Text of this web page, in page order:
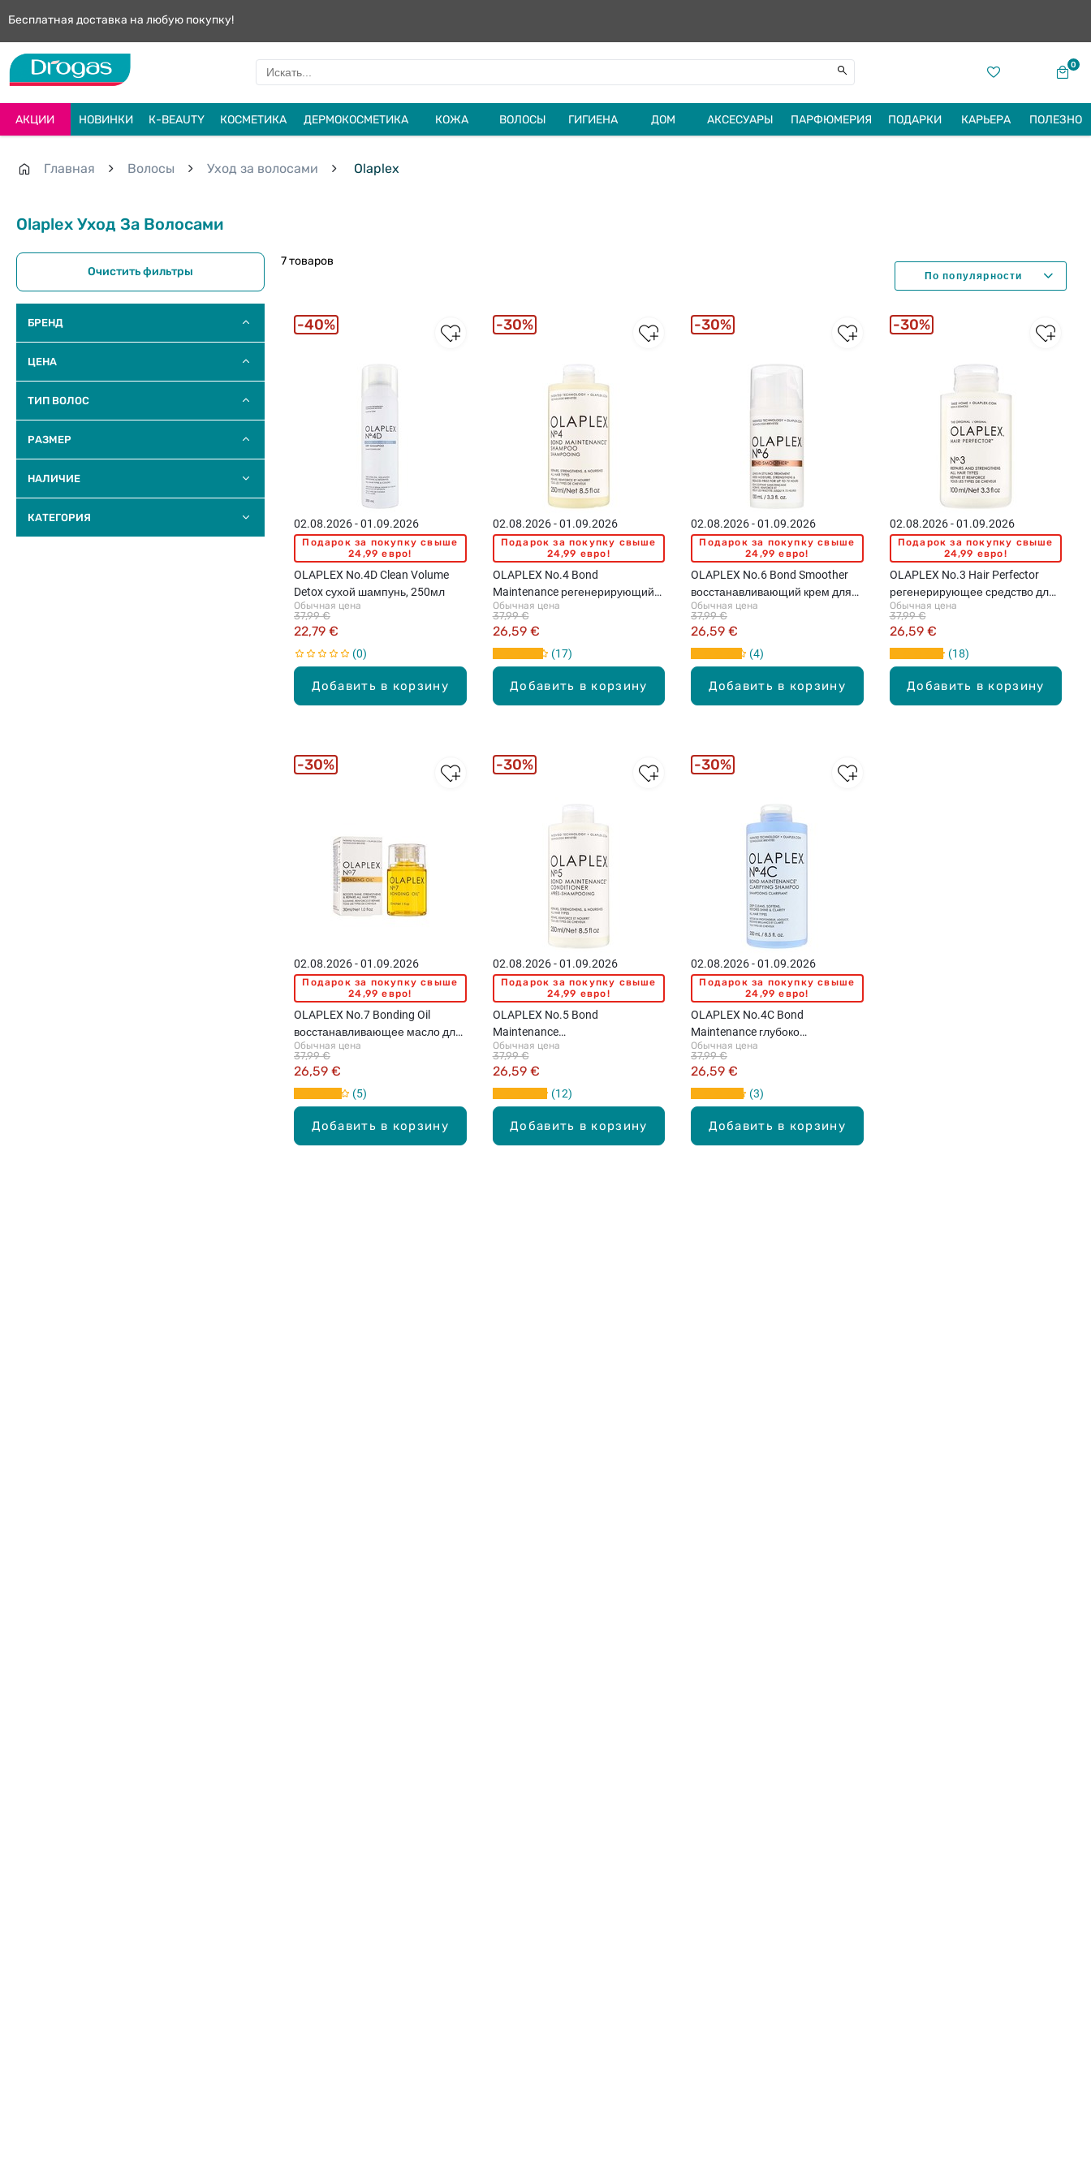
Бесплатная доставка на любую покупку!
0
АКЦИИ НОВИНКИ К-BEAUTY КОСМЕТИКА ДЕРМОКОСМЕТИКА КОЖА ВОЛОСЫ ГИГИЕНА ДОМ АКСЕСУАРЫ ПАРФЮМЕРИЯ ПОДАРКИ КАРЬЕРА ПОЛЕЗНО
Главная Волосы Уход за волосами Olaplex
Olaplex Уход За Волосами
Очистить фильтры
БРЕНД
ЦЕНА
ТИП ВОЛОС
РАЗМЕР
НАЛИЧИЕ
КАТЕГОРИЯ
7 товаров
Добавить в корзину
02.08.2026 - 01.09.2026
Подарок за покупку свыше
24,99 евро!
OLAPLEX No.4D Clean Volume
Detox сухой шампунь, 250мл
Обычная цена
22,79 €
37,99 €
0
40%
Добавить в корзину
02.08.2026 - 01.09.2026
Подарок за покупку свыше
24,99 евро!
OLAPLEX No.4 Bond
Maintenance регенерирующий
шампунь для волос, 250мл
Обычная цена
26,59 €
37,99 €
17
30%
Добавить в корзину
02.08.2026 - 01.09.2026
Подарок за покупку свыше
24,99 евро!
OLAPLEX No.6 Bond Smoother
восстанавливающий крем для
волос, 100мл
Обычная цена
26,59 €
37,99 €
4
30%
Добавить в корзину
02.08.2026 - 01.09.2026
Подарок за покупку свыше
24,99 евро!
OLAPLEX No.3 Hair Perfector
регенерирующее средство для
волос, 100мл
Обычная цена
26,59 €
37,99 €
18
30%
Добавить в корзину
02.08.2026 - 01.09.2026
Подарок за покупку свыше
24,99 евро!
OLAPLEX No.7 Bonding Oil
восстанавливающее масло для
волос, 30мл
Обычная цена
26,59 €
37,99 €
5
30%
Добавить в корзину
02.08.2026 - 01.09.2026
Подарок за покупку свыше
24,99 евро!
OLAPLEX No.5 Bond
Maintenance
восстанавливающий
кондиционер для волос, 250мл
Обычная цена
26,59 €
37,99 €
12
30%
Добавить в корзину
02.08.2026 - 01.09.2026
Подарок за покупку свыше
24,99 евро!
OLAPLEX No.4C Bond
Maintenance глубоко
очищающий шампунь для
волос, 250мл
Обычная цена
26,59 €
37,99 €
3
30%